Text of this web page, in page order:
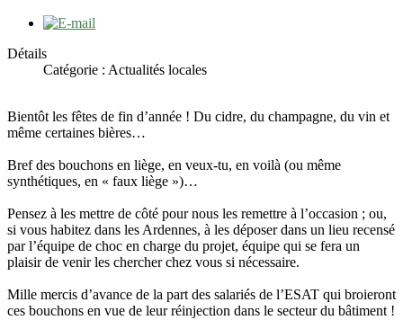
Détails
Catégorie : Actualités locales
Bientôt les fêtes de fin d’année ! Du cidre, du champagne, du vin et
même certaines bières…
Bref des bouchons en liège, en veux-tu, en voilà (ou même
synthétiques, en « faux liège »)…
Pensez à les mettre de côté pour nous les remettre à l’occasion ; ou,
si vous habitez dans les Ardennes, à les déposer dans un lieu recensé
par l’équipe de choc en charge du projet, équipe qui se fera un
plaisir de venir les chercher chez vous si nécessaire.
Mille mercis d’avance de la part des salariés de l’ESAT qui broieront
ces bouchons en vue de leur réinjection dans le secteur du bâtiment !